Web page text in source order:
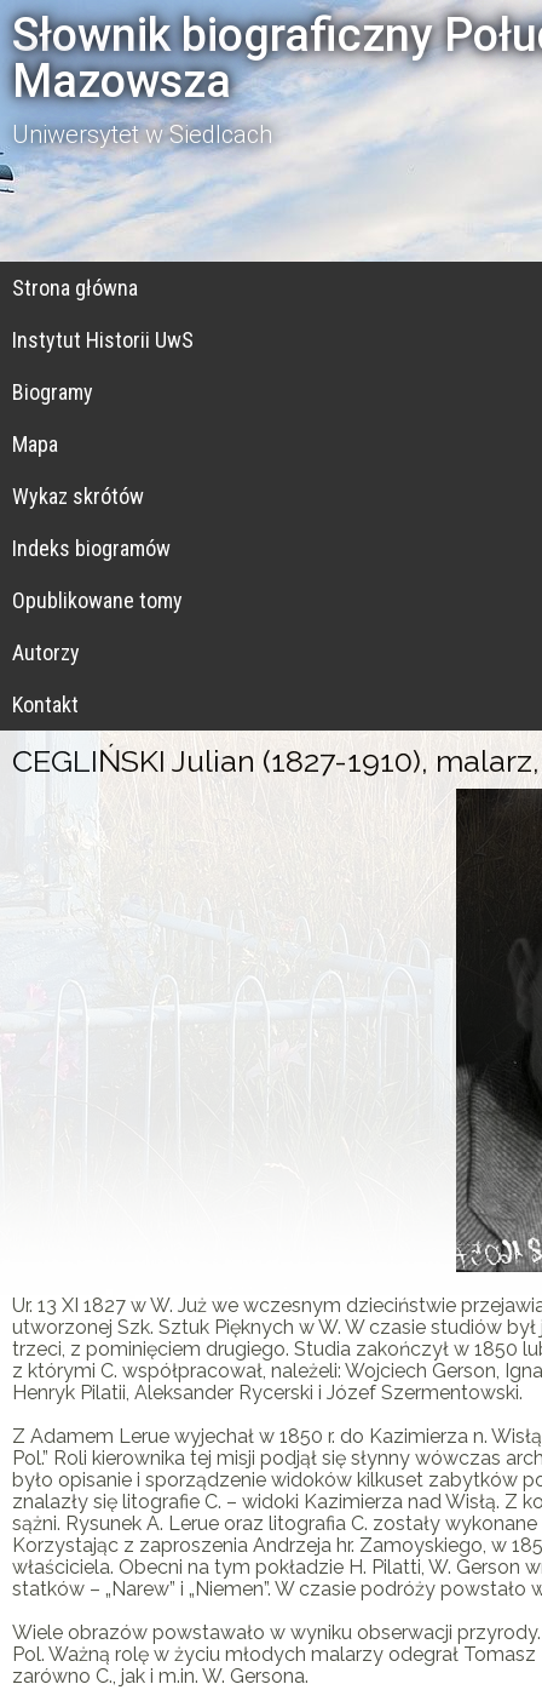
Słownik biograficzny
Mazowsza
Uniwersytet w Siedlcach
Strona główna
Instytut Historii UwS
Biogramy
Mapa
Wykaz skrótów
Indeks biogramów
Opublikowane tomy
Autorzy
Kontakt
CEGLIŃSKI Julian (1827-1910),
Ur. 13 XI 1827 w W. Już we wczesnym dzieciństwie
utworzonej Szk. Sztuk Pięknych w W. W czasie studiów
trzeci, z pominięciem drugiego. Studia zakończył w 1850
z którymi C. współpracował, należeli: Wojciech Gerson,
Henryk Pilatii, Aleksander Rycerski i Józef Szermentowski.
Z Adamem Lerue wyjechał w 1850 r. do Kazimierza n.
Pol.” Roli kierownika tej misji podjął się słynny wówczas
było opisanie i sporządzenie widoków kilkuset zabytków
znalazły się litografie C. – widoki Kazimierza nad Wisłą. Z
sążni. Rysunek A. Lerue oraz litografia C. zostały
Korzystając z zaproszenia Andrzeja hr. Zamoyskiego, w
właściciela. Obecni na tym pokładzie H. Pilatti, W. Gerson
statków – „Narew” i „Niemen”. W czasie podróży powstało
Wiele obrazów powstawało w wyniku obserwacji
Pol. Ważną rolę w życiu młodych malarzy odegrał
zarówno C., jak i m.in. W. Gersona.